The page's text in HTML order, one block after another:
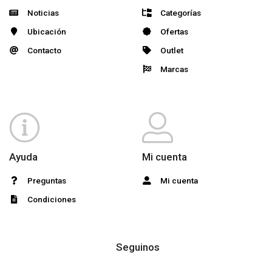
Noticias
Ubicación
Contacto
Categorías
Ofertas
Outlet
Marcas
Ayuda
Preguntas
Condiciones
Mi cuenta
Mi cuenta
Seguinos